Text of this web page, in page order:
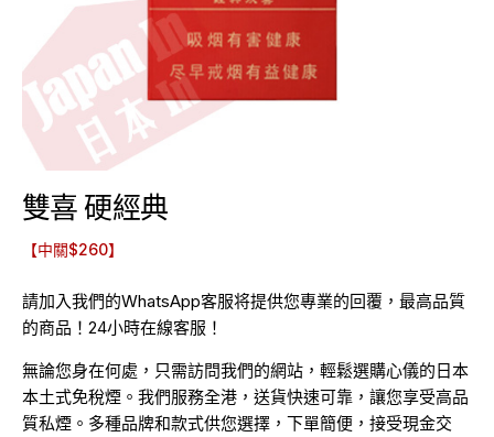
雙喜 硬經典
【中關$260】
請加入我們的WhatsApp客服将提供您專業的回覆，最高品質
的商品！24小時在線客服！
無論您身在何處，只需訪問我們的網站，輕鬆選購心儀的日本
本土式免稅煙。我們服務全港，送貨快速可靠，讓您享受高品
質私煙。多種品牌和款式供您選擇，下單簡便，接受現金交